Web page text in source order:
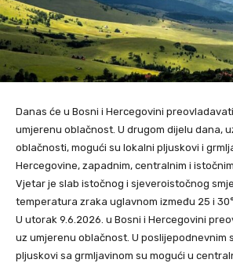
Danas će u Bosni i Hercegovini
umjerenu oblačnost. U drugom dijelu dana,
oblačnosti, mogući su lokalni pljuskovi i
Hercegovine, zapadnim, centralnim i
Vjetar je slab istočnog i sjeveroistočnog
temperatura zraka uglavnom između 25 i
U utorak 9.6.2026. u Bosni i Hercegovini
uz umjerenu oblačnost. U poslijepodnevnim
pljuskovi sa grmljavinom su mogući u